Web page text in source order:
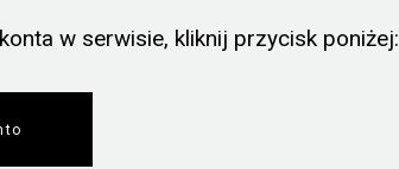
w serwisie, kliknij przycisk poniżej: